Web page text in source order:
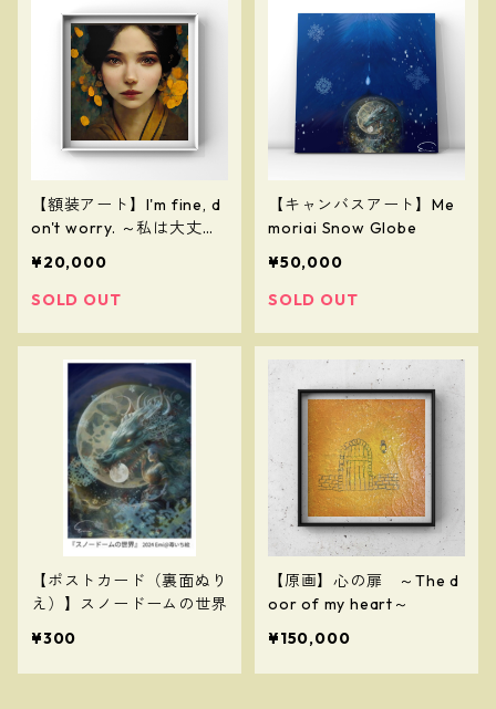
【額装アート】I'm fine, d
on't worry. ～私は大丈
¥20,000
SOLD OUT
【キャンバスアート】Me
moriai Snow Globe
¥50,000
SOLD OUT
【ポストカード（裏面ぬり
え）】スノードームの世界
¥300
【原画】心の扉 ～The d
oor of my heart～
¥150,000